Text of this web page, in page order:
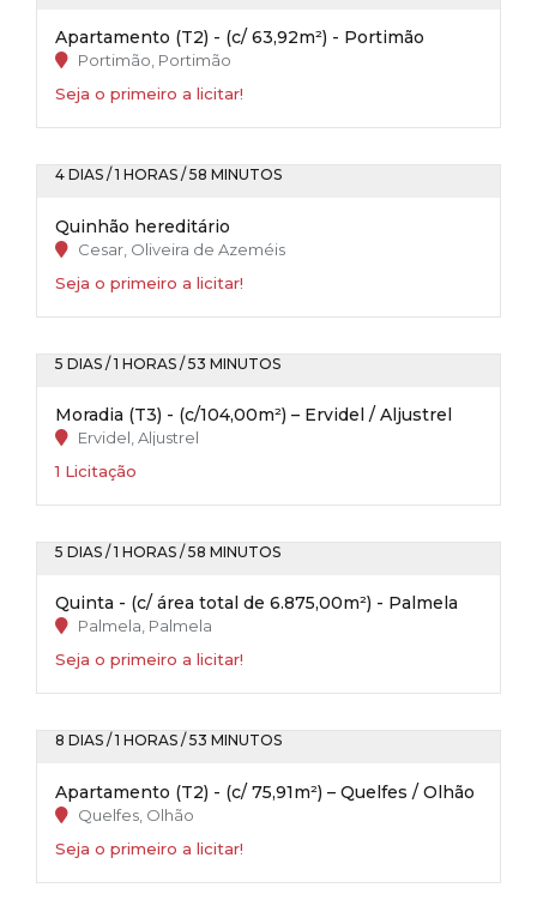
Apartamento (T2) - (c/ 63,92m²) - Portimão
Portimão, Portimão
Seja o primeiro a licitar!
4 DIAS / 1 HORAS / 58 MINUTOS
Quinhão hereditário
Cesar, Oliveira de Azeméis
Seja o primeiro a licitar!
5 DIAS / 1 HORAS / 53 MINUTOS
Moradia (T3) - (c/104,00m²) – Ervidel / Aljustrel
Ervidel, Aljustrel
1 Licitação
5 DIAS / 1 HORAS / 58 MINUTOS
Quinta - (c/ área total de 6.875,00m²) - Palmela
Palmela, Palmela
Seja o primeiro a licitar!
8 DIAS / 1 HORAS / 53 MINUTOS
Apartamento (T2) - (c/ 75,91m²) – Quelfes / Olhão
Quelfes, Olhão
Seja o primeiro a licitar!